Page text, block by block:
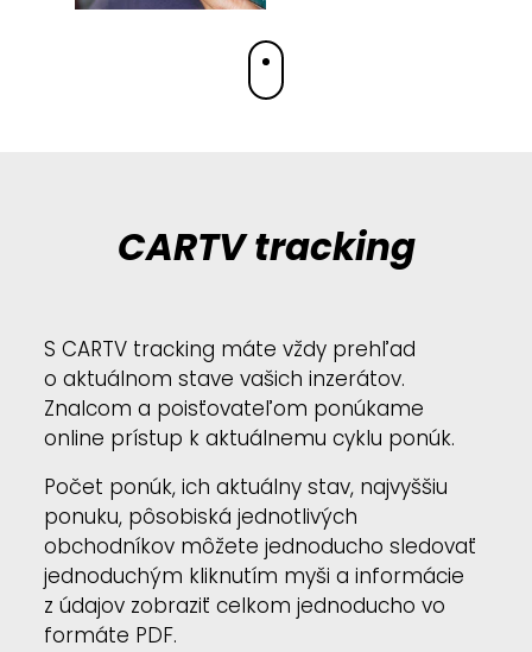
CARTV tracking
S CARTV tracking máte vždy prehľad
o aktuálnom stave vašich inzerátov.
Znalcom a poisťovateľom ponúkame
online prístup k aktuálnemu cyklu ponúk.
Počet ponúk, ich aktuálny stav, najvyššiu
ponuku, pôsobiská jednotlivých
obchodníkov môžete jednoducho sledovať
jednoduchým kliknutím myši a informácie
z údajov zobraziť celkom jednoducho vo
formáte PDF.